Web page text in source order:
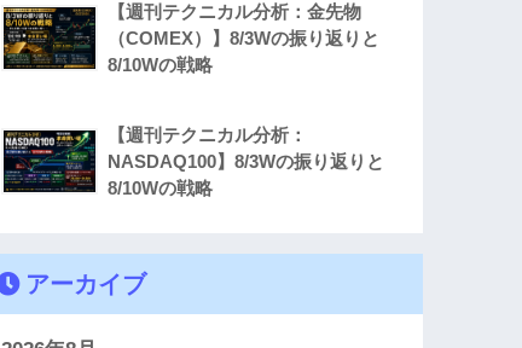
【週刊テクニカル分析：金先物
（COMEX）】8/3Wの振り返りと
8/10Wの戦略
【週刊テクニカル分析：
NASDAQ100】8/3Wの振り返りと
8/10Wの戦略
アーカイブ